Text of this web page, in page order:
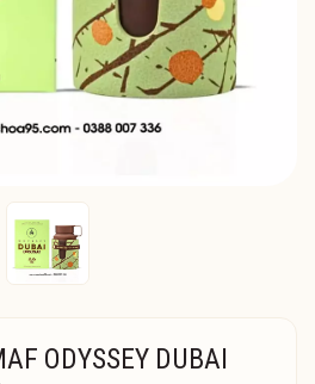
ODYSSEY DUBAI